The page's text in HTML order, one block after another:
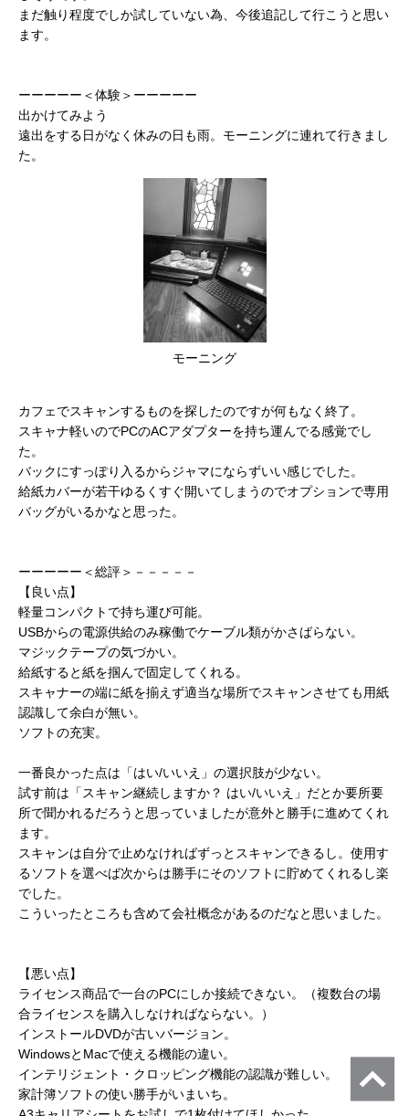
まだ触り程度でしか試していない為、今後追記して行こうと思い
ます。
ーーーーー＜体験＞ーーーーー
出かけてみよう
遠出をする日がなく休みの日も雨。モーニングに連れて行きまし
た。
モーニング
カフェでスキャンするものを探したのですが何もなく終了。
スキャナ軽いのでPCのACアダプターを持ち運んでる感覚でし
た。
バックにすっぽり入るからジャマにならずいい感じでした。
給紙カバーが若干ゆるくすぐ開いてしまうのでオプションで専用
バッグがいるかなと思った。
ーーーーー＜総評＞－－－－－
【良い点】
軽量コンパクトで持ち運び可能。
USBからの電源供給のみ稼働でケーブル類がかさばらない。
マジックテープの気づかい。
給紙すると紙を掴んで固定してくれる。
スキャナーの端に紙を揃えず適当な場所でスキャンさせても用紙
認識して余白が無い。
ソフトの充実。
一番良かった点は「はい/いいえ」の選択肢が少ない。
試す前は「スキャン継続しますか？ はい/いいえ」だとか要所要
所で聞かれるだろうと思っていましたが意外と勝手に進めてくれ
ます。
スキャンは自分で止めなければずっとスキャンできるし。使用す
るソフトを選べば次からは勝手にそのソフトに貯めてくれるし楽
でした。
こういったところも含めて会社概念があるのだなと思いました。
【悪い点】
ライセンス商品で一台のPCにしか接続できない。（複数台の場
合ライセンスを購入しなければならない。）
インストールDVDが古いバージョン。
WindowsとMacで使える機能の違い。
インテリジェント・クロッピング機能の認識が難しい。
家計簿ソフトの使い勝手がいまいち。